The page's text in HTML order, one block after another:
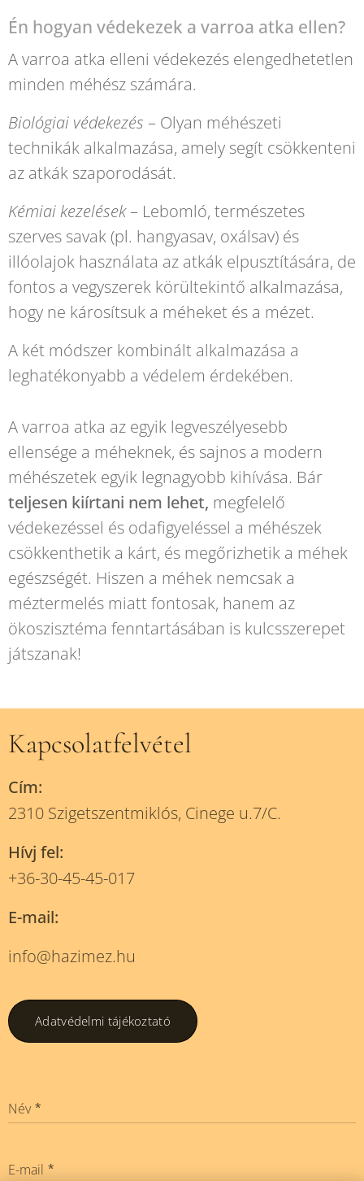
Én hogyan védekezek a varroa atka ellen?
A varroa atka elleni védekezés elengedhetetlen
minden méhész számára.
Biológiai védekezés – Olyan méhészeti
technikák alkalmazása, amely segít csökkenteni
az atkák szaporodását.
Kémiai kezelések– Lebomló, természetes
szerves savak (pl. hangyasav, oxálsav) és
illóolajok használata az atkák elpusztítására, de
fontos a vegyszerek körültekintő alkalmazása,
hogy ne károsítsuk a méheket és a mézet.
A két módszer kombinált alkalmazása a
leghatékonyabb a védelem érdekében.
A varroa atka az egyik legveszélyesebb
ellensége a méheknek, és sajnos a modern
méhészetek egyik legnagyobb kihívása. Bár
teljesen kiírtani nem lehet, megfelelő
védekezéssel és odafigyeléssel a méhészek
csökkenthetik a kárt, és megőrizhetik a méhek
egészségét. Hiszen a méhek nemcsak a
méztermelés miatt fontosak, hanem az
ökoszisztéma fenntartásában is kulcsszerepet
játszanak!
Kapcsolatfelvétel
Cím:
2310 Szigetszentmiklós, Cinege u.7/C.
Hívj fel:
+36-30-45-45-017
E-mail:
info@hazimez.hu
Adatvédelmi tájékoztató
Név
E-mail